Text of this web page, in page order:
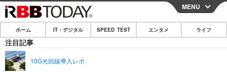
CLOSE
ホーム
IT・デジタル
MENU
ホーム IT・デジタル SPEED TEST エンタメ ライフ
注目記事
10G光回線導入レポ